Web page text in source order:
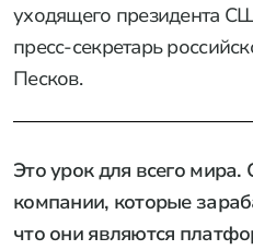
уходящего президента
пресс-секретарь
Песков.
Это урок для всего мира.
компании, которые
что они являются